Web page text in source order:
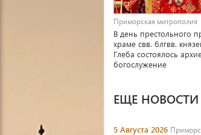
Приморская митрополия
В день престольного
храме свв. блгвв.
Глеба состоялось
богослужение
ЕЩЕ НОВОСТИ
5 Августа 2026